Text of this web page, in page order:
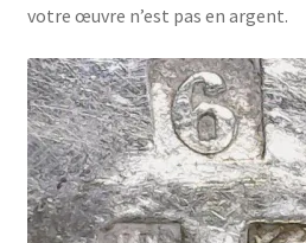
votre œuvre n’est pas en argent.